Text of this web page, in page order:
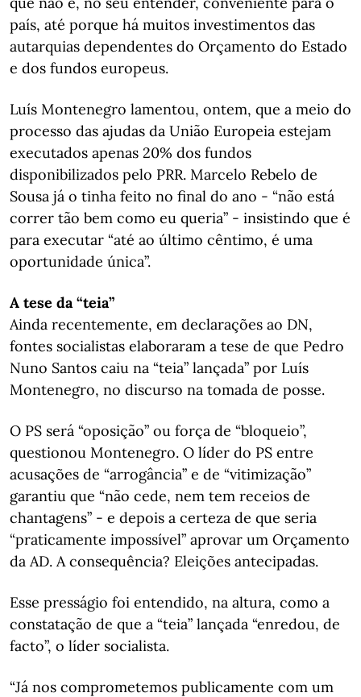
país, até porque há muitos investimentos das
autarquias dependentes do Orçamento do Estado
e dos fundos europeus.
Luís Montenegro lamentou, ontem, que a meio do
processo das ajudas da União Europeia estejam
executados apenas 20% dos fundos
disponibilizados pelo PRR. Marcelo Rebelo de
Sousa já o tinha feito no final do ano - “não está
correr tão bem como eu queria” - insistindo que é
para executar “até ao último cêntimo, é uma
oportunidade única”.
A tese da “teia”
Ainda recentemente, em declarações ao DN,
fontes socialistas elaboraram a tese de que Pedro
Nuno Santos caiu na “teia” lançada” por Luís
Montenegro, no discurso na tomada de posse.
O PS será “oposição” ou força de “bloqueio”,
questionou Montenegro. O líder do PS entre
acusações de “arrogância” e de “vitimização”
garantiu que “não cede, nem tem receios de
chantagens” - e depois a certeza de que seria
“praticamente impossível” aprovar um Orçamento
da AD. A consequência? Eleições antecipadas.
Esse presságio foi entendido, na altura, como a
constatação de que a “teia” lançada “enredou, de
facto”, o líder socialista.
“Já nos comprometemos publicamente com um